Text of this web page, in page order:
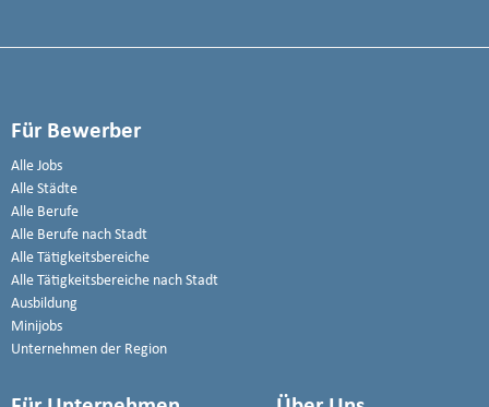
Für Bewerber
Alle Jobs
Alle Städte
Alle Berufe
Alle Berufe nach Stadt
Alle Tätigkeitsbereiche
Alle Tätigkeitsbereiche nach Stadt
Ausbildung
Minijobs
Unternehmen der Region